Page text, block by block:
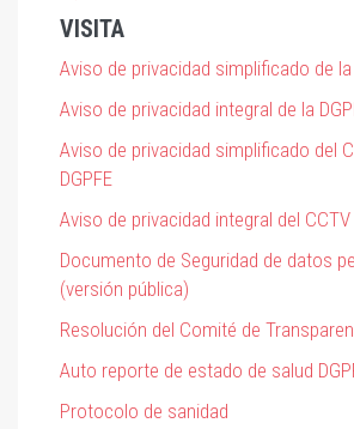
VISITA
Aviso de privacidad simplificado de la
Aviso de privacidad integral de la
Aviso de privacidad simplificado del
DGPFE
Aviso de privacidad integral del CCTV
Documento de Seguridad de datos
(versión pública)
Resolución del Comité de
Auto reporte de estado de salud
Protocolo de sanidad